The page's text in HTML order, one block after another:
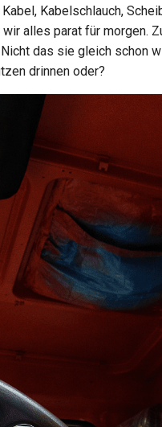
Kabelschlauch,
wir alles parat für morgen.
das sie gleich schon
drinnen oder?